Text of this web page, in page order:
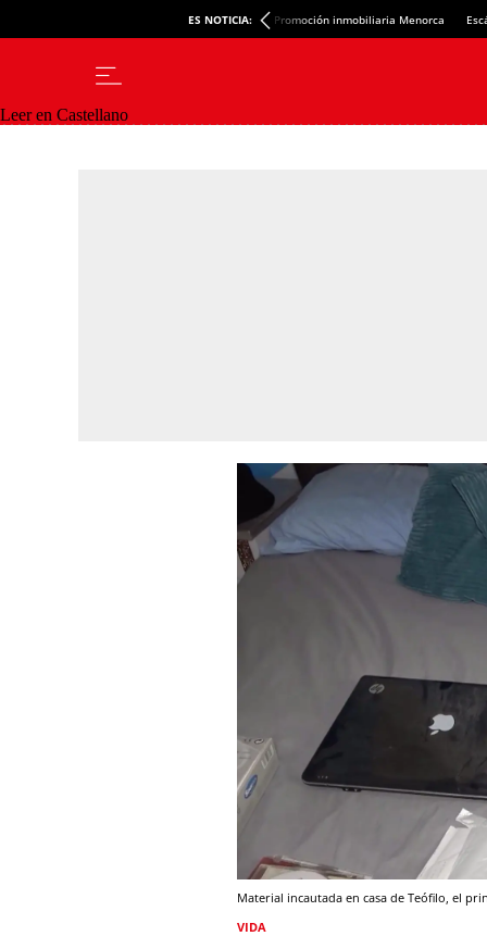
ES NOTICIA: Promoción inmobiliaria Menorca
Leer en Castellano
Material incautada en casa de Teófilo, el
VIDA